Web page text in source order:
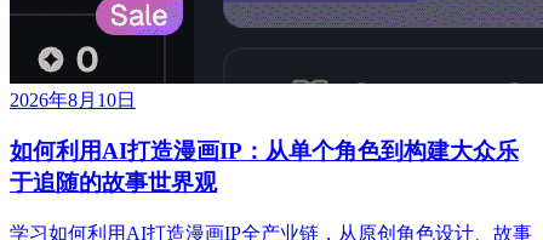
2026年8月10日
如何利用AI打造漫画IP：从单个角色到构建大众乐
于追随的故事世界观
学习如何利用AI打造漫画IP全产业链，从原创角色设计、故事